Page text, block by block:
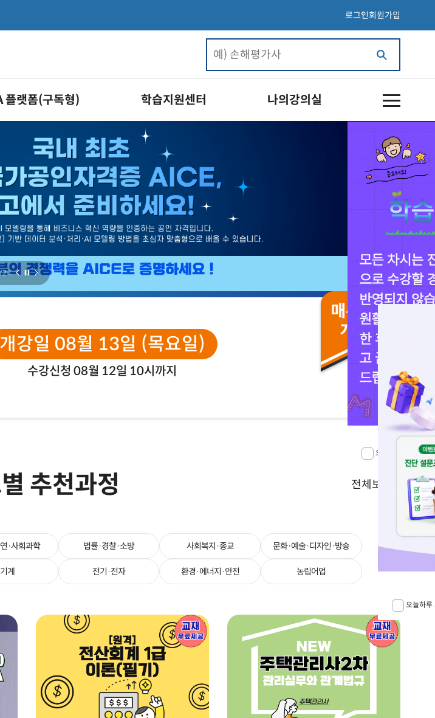
로그인회원가입
플랫폼(구독형) 학습지원센터 나의강의실
/2ㅣ
개강일 08월 13일 (목요일)
수강신청 08월 12일 10시까지
추천과정 전체보기 >
·사회과학 법률·경찰·소방 사회복지·종교 문화·예술·디자인·방송
기계 전기·전자 환경·에너지·안전 농립어업
오늘하루 보지 않기
오늘하루